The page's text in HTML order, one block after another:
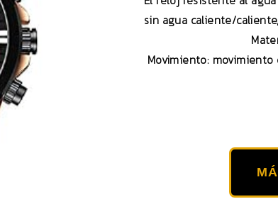
sin agua caliente/
Movimiento: